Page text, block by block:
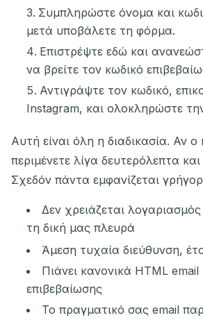
Συμπληρώστε όνομα και
μετά υποβάλετε τη φόρμα.
Επιστρέψτε εδώ και
να βρείτε τον κωδικό
Αντιγράψτε τον κωδικό,
Instagram, και ολοκληρώστε
Αυτή είναι όλη η διαδικασία. Αν ο
περιμένετε λίγα δευτερόλεπτα
Σχεδόν πάντα εμφανίζεται
Δεν χρειάζεται
τη δική μας πλευρά
Άμεση τυχαία διεύθυνση,
Πιάνει κανονικά HTML email
επιβεβαίωσης
Το πραγματικό σας email